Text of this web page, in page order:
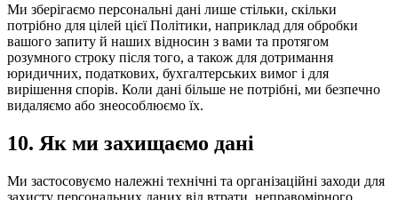
Ми зберігаємо персональні дані лише стільки, скільки
потрібно для цілей цієї Політики, наприклад для обробки
вашого запиту й наших відносин з вами та протягом
розумного строку після того, а також для дотримання
юридичних, податкових, бухгалтерських вимог і для
вирішення спорів. Коли дані більше не потрібні, ми безпечно
видаляємо або знеособлюємо їх.
10. Як ми захищаємо дані
Ми застосовуємо належні технічні та організаційні заходи для
захисту персональних даних від втрати, неправомірного